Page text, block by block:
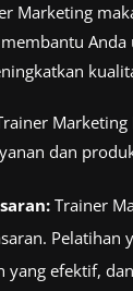
Marketing
dan
Trainer
efektif,